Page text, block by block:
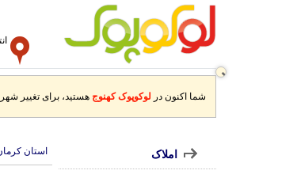
شما اکنون در لوکوپوک کهنوج هستید، برای تغییر شهر
استان املاک